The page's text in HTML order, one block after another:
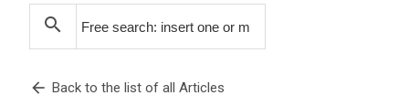
search
arrow_back Back to the list of all Articles